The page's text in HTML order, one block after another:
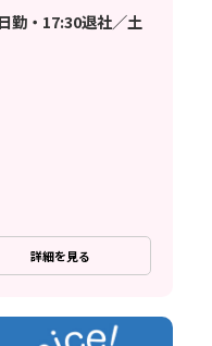
勤・17:30退社／土
詳細を見る